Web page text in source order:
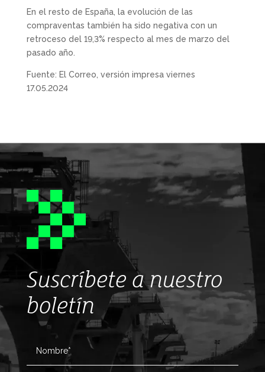
En el resto de España, la evolución de las
compraventas también ha sido negativa con un
retroceso del 19,3% respecto al mes de marzo del
pasado año.
Fuente: El Correo, versión impresa viernes
17.05.2024
Suscríbete a nuestro
boletín